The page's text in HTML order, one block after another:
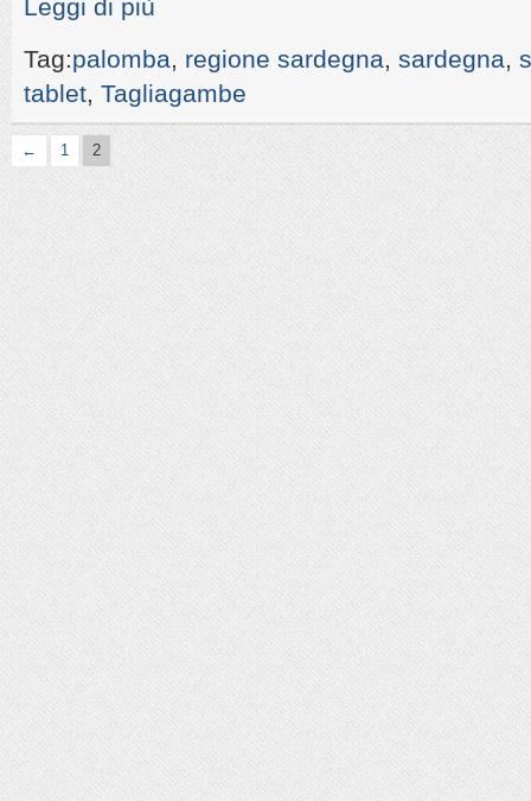
Leggi di più
Tag:palomba, regione sardegna, sardegna,
tablet, Tagliagambe
← 1 2